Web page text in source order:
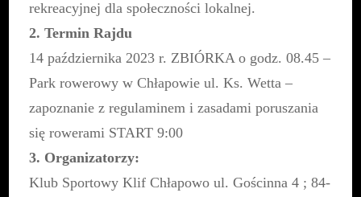
rekreacyjnej dla społeczności lokalnej.
2. Termin Rajdu
14 października 2023 r. ZBIÓRKA o godz. 08.45 –
Park rowerowy w Chłapowie ul. Ks. Wetta –
zapoznanie z regulaminem i zasadami poruszania
się rowerami START 9:00
3. Organizatorzy:
Klub Sportowy Klif Chłapowo ul. Gościnna 4 ; 84-